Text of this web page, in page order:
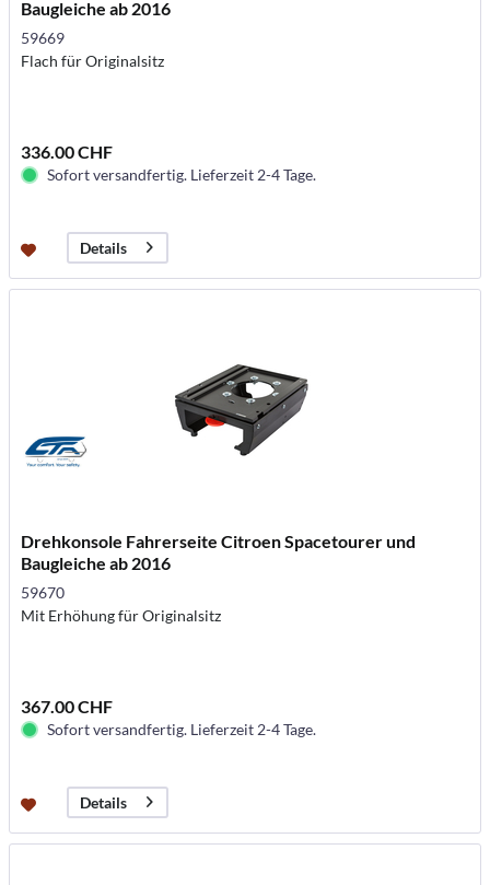
Baugleiche ab 2016
59669
Flach für Originalsitz
336.00 CHF
Sofort versandfertig. Lieferzeit 2-4 Tage.
Details
Drehkonsole Fahrerseite Citroen Spacetourer und
Baugleiche ab 2016
59670
Mit Erhöhung für Originalsitz
367.00 CHF
Sofort versandfertig. Lieferzeit 2-4 Tage.
Details